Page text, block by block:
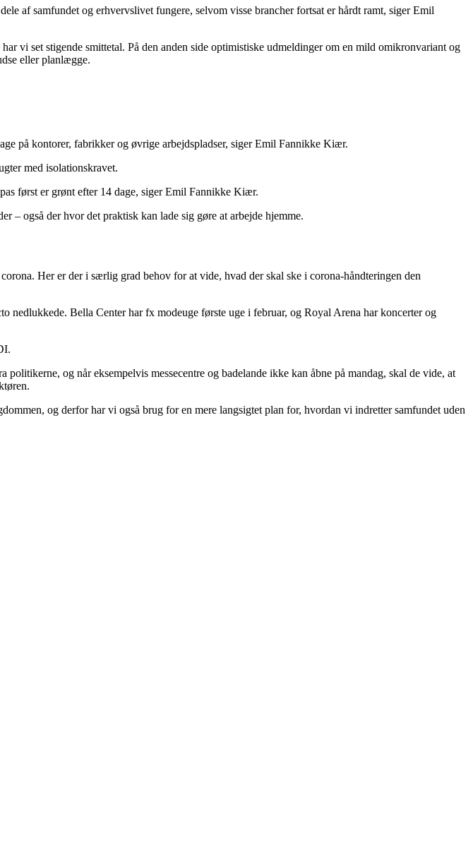
af samfundet og erhvervslivet fungere, selvom visse brancher fortsat er hårdt ramt, siger Emil
vi set stigende smittetal. På den anden side optimistiske udmeldinger om en mild omikronvariant og
eller planlægge.
på kontorer, fabrikker og øvrige arbejdspladser, siger Emil Fannikke Kiær.
med isolationskravet.
først er grønt efter 14 dage, siger Emil Fannikke Kiær.
– også der hvor det praktisk kan lade sig gøre at arbejde hjemme.
Her er der i særlig grad behov for at vide, hvad der skal ske i corona-håndteringen den
nedlukkede. Bella Center har fx modeuge første uge i februar, og Royal Arena har koncerter og
og når eksempelvis messecentre og badelande ikke kan åbne på mandag, skal de vide, at
og derfor har vi også brug for en mere langsigtet plan for, hvordan vi indretter samfundet uden